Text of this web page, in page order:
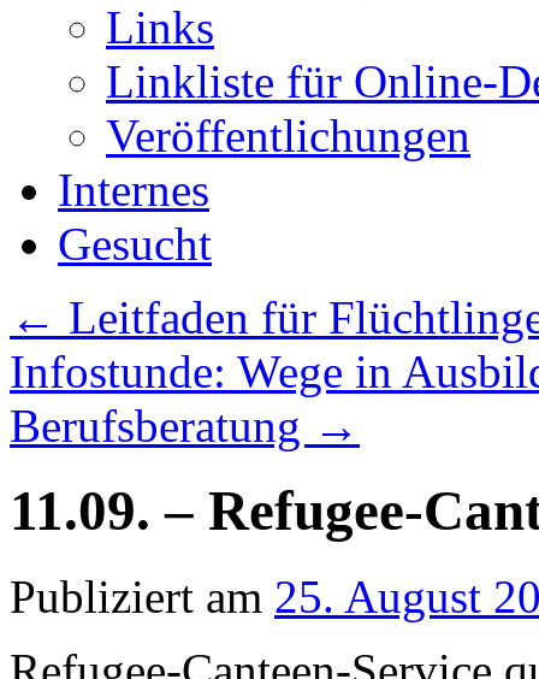
Links
Linkliste für Online-
Veröffentlichungen
Internes
Gesucht
← Leitfaden für
Infostunde: Wege in
Berufsberatung →
11.09. – Refugee-
Publiziert am 25. August